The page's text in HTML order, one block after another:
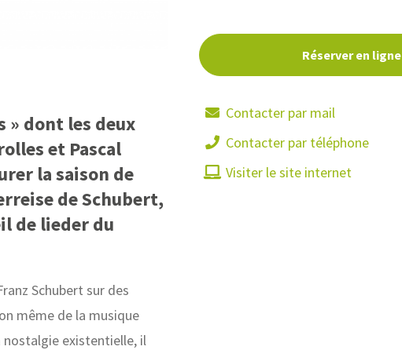
» dont les deux
et Pascal
la saison de
de Schubert,
de lieder du
Schubert sur des
même de la musique
nostalgie existentielle, il
Réserver en ligne
Contacter par mail
Contacter par téléphone
Visiter le site internet